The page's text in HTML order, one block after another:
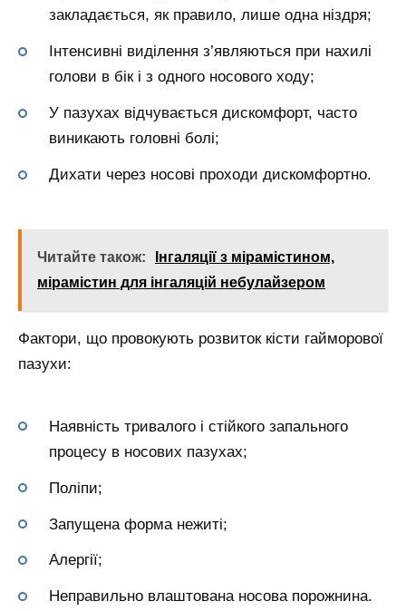
закладається, як правило, лише одна ніздря;
Інтенсивні виділення з’являються при нахилі
голови в бік і з одного носового ходу;
У пазухах відчувається дискомфорт, часто
виникають головні болі;
Дихати через носові проходи дискомфортно.
Читайте також:
Інгаляції з мірамістином,
мірамістин для інгаляцій небулайзером
Фактори, що провокують розвиток кісти гайморової
пазухи:
Наявність тривалого і стійкого запального
процесу в носових пазухах;
Поліпи;
Запущена форма нежиті;
Алергії;
Неправильно влаштована носова порожнина.